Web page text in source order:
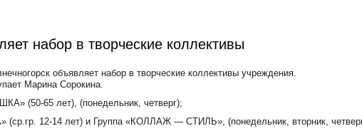
набор в творческие коллективы
объявляет набор в творческие коллективы учреждения.
Марина Сорокина.
(50-65 лет), (понедельник, четверг);
(ср.гр. 12-14 лет) и Группа «КОЛЛАЖ — СТИЛЬ», (понедельник, вторник,